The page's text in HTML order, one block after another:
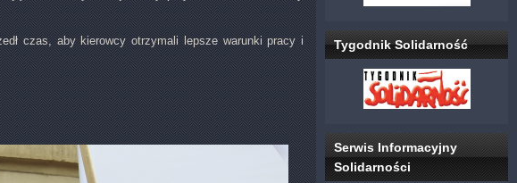
czas, aby kierowcy otrzymali lepsze warunki pracy i
Tygodnik Solidarność
Serwis Informacyjny
Solidarności